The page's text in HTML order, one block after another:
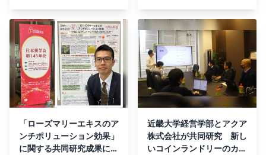
「ローズマリーエキスのア
ンチポリューション効果」
に関する共同研究成果につ
近畿大学経営学部とアクア
株式会社が共同研究 新し
いコインランドリーのカタ